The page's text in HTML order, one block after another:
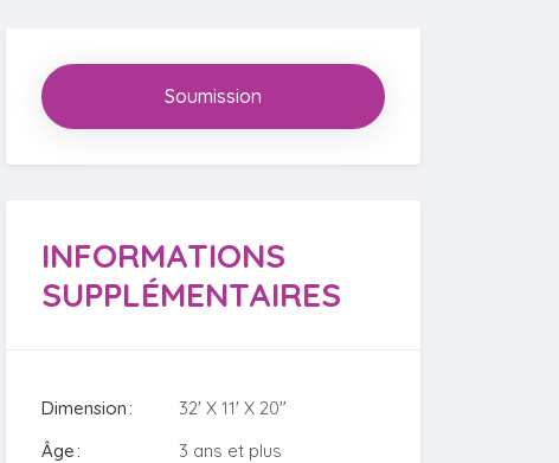
Soumission
INFORMATIONS
SUPPLÉMENTAIRES
Dimension
32' X 11' X 20"
Âge
3 ans et plus